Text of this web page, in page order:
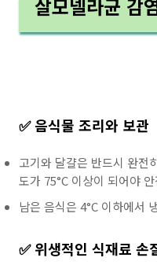
살모넬라균 감
✅ 음식물 조리와 보관
고기와 달걀은 반드시 완전
도가 75°C 이상이 되어야
남은 음식은 4°C 이하에서
✅ 위생적인 식재료 손